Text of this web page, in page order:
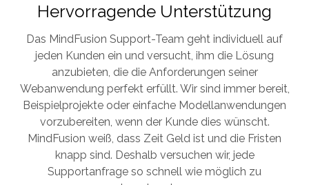
Hervorragende Unterstützung
Das MindFusion Support-Team geht individuell auf
jeden Kunden ein und versucht, ihm die Lösung
anzubieten, die die Anforderungen seiner
Webanwendung perfekt erfüllt. Wir sind immer bereit,
Beispielprojekte oder einfache Modellanwendungen
vorzubereiten, wenn der Kunde dies wünscht.
MindFusion weiß, dass Zeit Geld ist und die Fristen
knapp sind. Deshalb versuchen wir, jede
Supportanfrage so schnell wie möglich zu